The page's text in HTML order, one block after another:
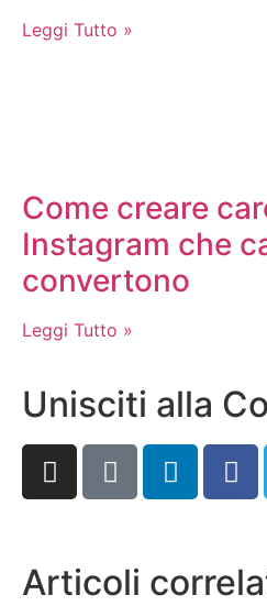
Leggi Tutto »
Come creare
Instagram che
convertono
Leggi Tutto »
Unisciti alla
Articoli